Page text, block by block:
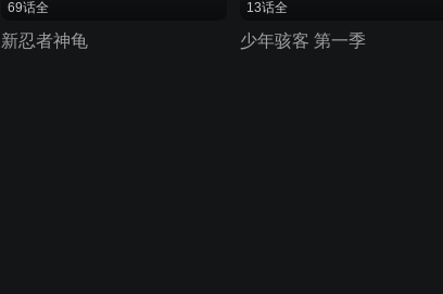
69话全
新忍者神龟
13话全
少年骇客 第一季